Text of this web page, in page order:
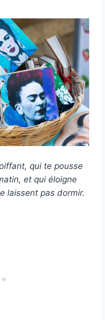
qui te pousse
et qui éloigne
laissent pas dormir.